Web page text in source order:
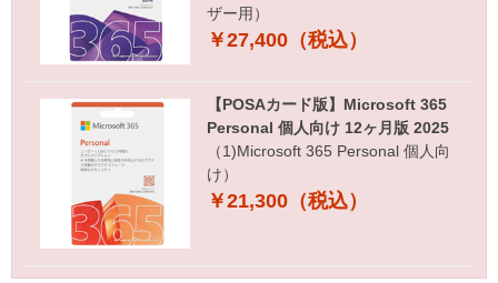
ザー用）
￥27,400（税込）
【POSAカード版】Microsoft 365
Personal 個人向け 12ヶ月版 2025
（1)Microsoft 365 Personal 個人向
け）
￥21,300（税込）